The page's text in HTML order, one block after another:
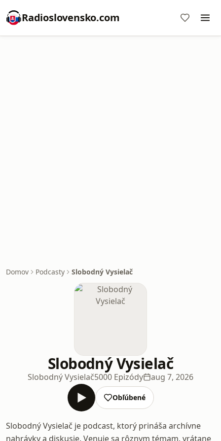
Radioslovensko.com
Domov Podcasty Slobodný Vysielač
Slobodný Vysielač
Slobodný Vysielač5000 Epizódy aug 7, 2026
Obľúbené
Slobodný Vysielač je podcast, ktorý prináša archívne
nahrávky a diskusie. Venuje sa rôznym témam, vrátane